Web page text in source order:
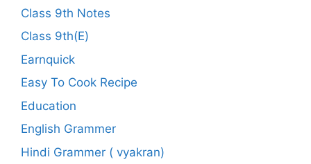
Class 9th Notes
Class 9th(E)
Earnquick
Easy To Cook Recipe
Education
English Grammer
Hindi Grammer ( vyakran)